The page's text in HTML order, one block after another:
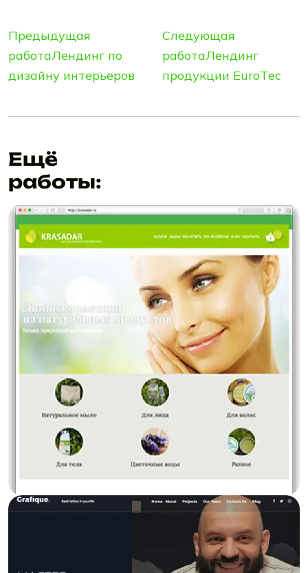
Предыдущая
работаЛендинг по
дизайну интерьеров
Следующая
работаЛендинг
продукции ЕurоTес
Ещё
работы: